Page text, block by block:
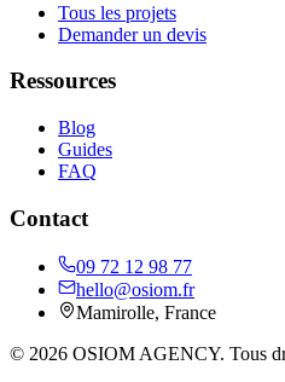
Tous les projets
Demander un devis
Ressources
Blog
Guides
FAQ
Contact
09 72 12 98 77
hello@osiom.fr
Mamirolle, France
© 2026 OSIOM AGENCY. Tous